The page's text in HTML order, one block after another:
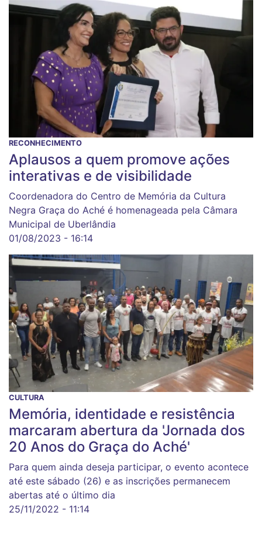
RECONHECIMENTO
Aplausos a quem promove ações
interativas e de visibilidade
Coordenadora do Centro de Memória da Cultura
Negra Graça do Aché é homenageada pela Câmara
Municipal de Uberlândia
01/08/2023 - 16:14
CULTURA
Memória, identidade e resistência
marcaram abertura da 'Jornada dos
20 Anos do Graça do Aché'
Para quem ainda deseja participar, o evento acontece
até este sábado (26) e as inscrições permanecem
abertas até o último dia
25/11/2022 - 11:14